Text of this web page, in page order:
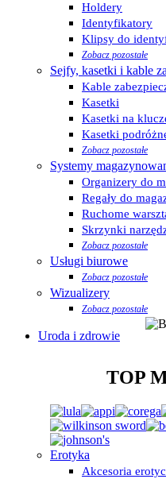
Holdery
Identyfikatory
Klipsy do
Zobacz pozostałe
Sejfy, kasetki i kable
Kable
Kasetki
Kasetki na
Kasetki
Zobacz pozostałe
Systemy
Organizery do
Regały do
Ruchome
Skrzynki
Zobacz pozostałe
Usługi biurowe
Zobacz pozostałe
Wizualizery
Zobacz pozostałe
Uroda i zdrowie
TOP
Erotyka
Akcesoria